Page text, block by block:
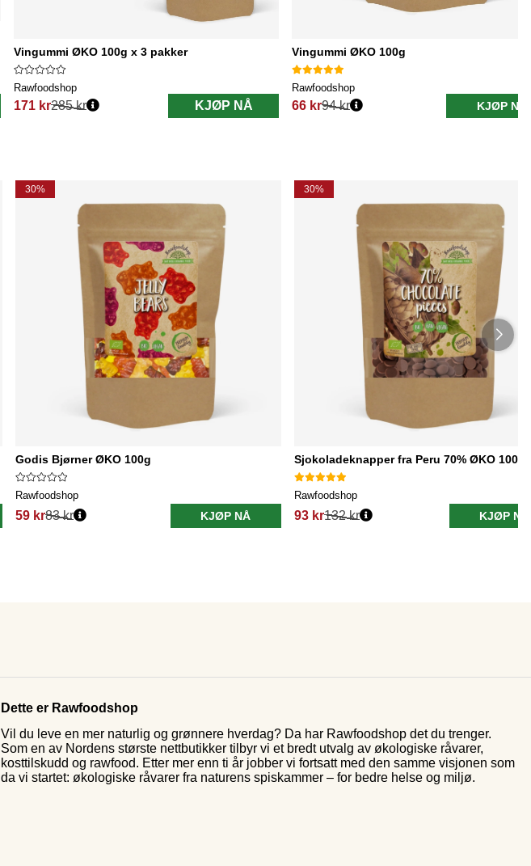
Vingummi ØKO 100g x 3 pakker
Rawfoodshop
171 kr
Vanlig pris:
285 kr KJØP NÅ
Vingummi ØKO 100g
Rawfoodshop
66 kr
Vanlig pris:
94 kr KJØP NÅ
30%
Godis Bjørner ØKO 100g
Rawfoodshop
59 kr83 kr KJØP NÅ
30%
Sjokoladeknapper fra Peru 70% ØKO 100g
Rawfoodshop
93 kr132 kr KJØP NÅ
Dette er Rawfoodshop
Vil du leve en mer naturlig og grønnere hverdag? Da har Rawfoodshop det du trenger.
Som en av Nordens største nettbutikker tilbyr vi et bredt utvalg av økologiske råvarer,
kosttilskudd og rawfood. Etter mer enn ti år jobber vi fortsatt med den samme visjonen som
da vi startet: økologiske råvarer fra naturens spiskammer – for bedre helse og miljø.